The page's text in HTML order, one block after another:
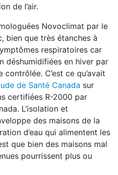
de l’air.
Novoclimat par le
bien que très étanches à
respiratoires car
déshumidifiées en hiver par
C’est ce qu’avait
de Santé Canada sur
certifiées R-2000 par
L’isolation et
des maisons de la
d’eau qui alimentent les
que bien des maisons mal
pourrissent plus ou